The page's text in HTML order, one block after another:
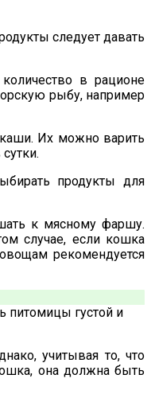
следует давать
в рационе
рыбу, например
Их можно варить
продукты для
к мясному фаршу.
случае, если кошка
рекомендуется
питомицы густой и
учитывая то, что
она должна быть